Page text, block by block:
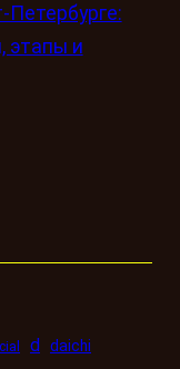
Петербурге:
этапы и
d daichi